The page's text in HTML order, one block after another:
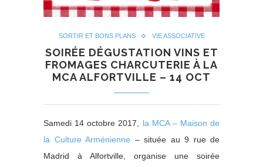
SORTIR ET BONS PLANS VIE ASSOCIATIVE
SOIRÉE DÉGUSTATION VINS ET
FROMAGES CHARCUTERIE À LA
MCA ALFORTVILLE – 14 OCT
Samedi 14 octobre 2017, la MCA – Maison de
la Culture Arménienne – située au 9 rue de
Madrid à Alfortville, organise une soirée